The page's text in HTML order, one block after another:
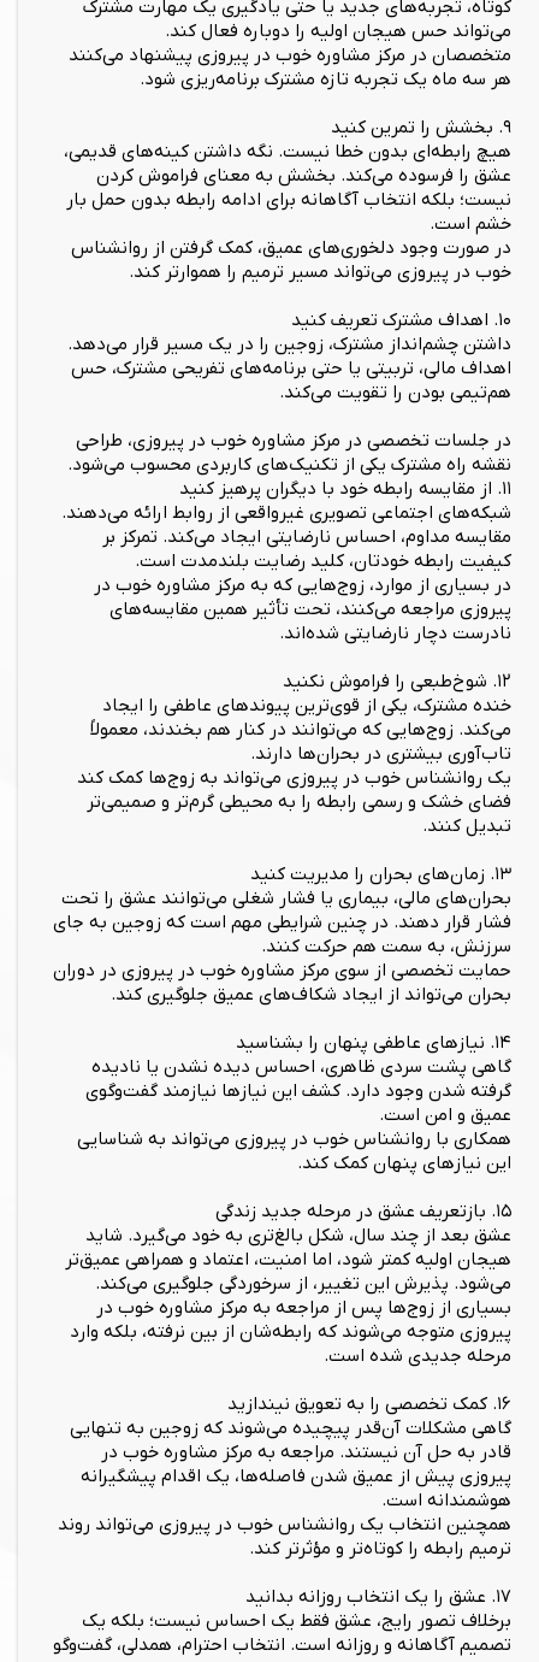
کوتاه، تجربه‌های جدید یا حتی یادگیری یک مهارت مشترک
می‌تواند حس هیجان اولیه را دوباره فعال کند.
متخصصان در مرکز مشاوره خوب در پیروزی پیشنهاد می‌کنند
هر سه ماه یک تجربه تازه مشترک برنامه‌ریزی شود.
۹. بخشش را تمرین کنید
هیچ رابطه‌ای بدون خطا نیست. نگه داشتن کینه‌های قدیمی،
عشق را فرسوده می‌کند. بخشش به معنای فراموش کردن
نیست؛ بلکه انتخاب آگاهانه برای ادامه رابطه بدون حمل بار
خشم است.
در صورت وجود دلخوری‌های عمیق، کمک گرفتن از روانشناس
خوب در پیروزی می‌تواند مسیر ترمیم را هموارتر کند.
۱۰. اهداف مشترک تعریف کنید
داشتن چشم‌انداز مشترک، زوجین را در یک مسیر قرار می‌دهد.
اهداف مالی، تربیتی یا حتی برنامه‌های تفریحی مشترک، حس
هم‌تیمی بودن را تقویت می‌کند.
در جلسات تخصصی در مرکز مشاوره خوب در پیروزی، طراحی
نقشه راه مشترک یکی از تکنیک‌های کاربردی محسوب می‌شود.
۱۱. از مقایسه رابطه خود با دیگران پرهیز کنید
شبکه‌های اجتماعی تصویری غیرواقعی از روابط ارائه می‌دهند.
مقایسه مداوم، احساس نارضایتی ایجاد می‌کند. تمرکز بر
کیفیت رابطه خودتان، کلید رضایت بلندمدت است.
در بسیاری از موارد، زوج‌هایی که به مرکز مشاوره خوب در
پیروزی مراجعه می‌کنند، تحت تأثیر همین مقایسه‌های
نادرست دچار نارضایتی شده‌اند.
۱۲. شوخ‌طبعی را فراموش نکنید
خنده مشترک، یکی از قوی‌ترین پیوندهای عاطفی را ایجاد
می‌کند. زوج‌هایی که می‌توانند در کنار هم بخندند، معمولاً
تاب‌آوری بیشتری در بحران‌ها دارند.
یک روانشناس خوب در پیروزی می‌تواند به زوج‌ها کمک کند
فضای خشک و رسمی رابطه را به محیطی گرم‌تر و صمیمی‌تر
تبدیل کنند.
۱۳. زمان‌های بحران را مدیریت کنید
بحران‌های مالی، بیماری یا فشار شغلی می‌توانند عشق را تحت
فشار قرار دهند. در چنین شرایطی مهم است که زوجین به جای
سرزنش، به سمت هم حرکت کنند.
حمایت تخصصی از سوی مرکز مشاوره خوب در پیروزی در دوران
بحران می‌تواند از ایجاد شکاف‌های عمیق جلوگیری کند.
۱۴. نیازهای عاطفی پنهان را بشناسید
گاهی پشت سردی ظاهری، احساس دیده نشدن یا نادیده
گرفته شدن وجود دارد. کشف این نیازها نیازمند گفت‌وگوی
عمیق و امن است.
همکاری با روانشناس خوب در پیروزی می‌تواند به شناسایی
این نیازهای پنهان کمک کند.
۱۵. بازتعریف عشق در مرحله جدید زندگی
عشق بعد از چند سال، شکل بالغ‌تری به خود می‌گیرد. شاید
هیجان اولیه کمتر شود، اما امنیت، اعتماد و همراهی عمیق‌تر
می‌شود. پذیرش این تغییر، از سرخوردگی جلوگیری می‌کند.
بسیاری از زوج‌ها پس از مراجعه به مرکز مشاوره خوب در
پیروزی متوجه می‌شوند که رابطه‌شان از بین نرفته، بلکه وارد
مرحله جدیدی شده است.
۱۶. کمک تخصصی را به تعویق نیندازید
گاهی مشکلات آن‌قدر پیچیده می‌شوند که زوجین به تنهایی
قادر به حل آن نیستند. مراجعه به مرکز مشاوره خوب در
پیروزی پیش از عمیق شدن فاصله‌ها، یک اقدام پیشگیرانه
هوشمندانه است.
همچنین انتخاب یک روانشناس خوب در پیروزی می‌تواند روند
ترمیم رابطه را کوتاه‌تر و مؤثرتر کند.
۱۷. عشق را یک انتخاب روزانه بدانید
برخلاف تصور رایج، عشق فقط یک احساس نیست؛ بلکه یک
تصمیم آگاهانه و روزانه است. انتخاب احترام، همدلی، گفت‌وگو